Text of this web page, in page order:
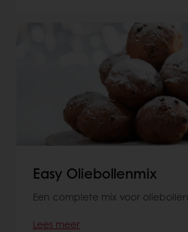
Easy Oliebollenmix
Een complete mix voor
Lees meer